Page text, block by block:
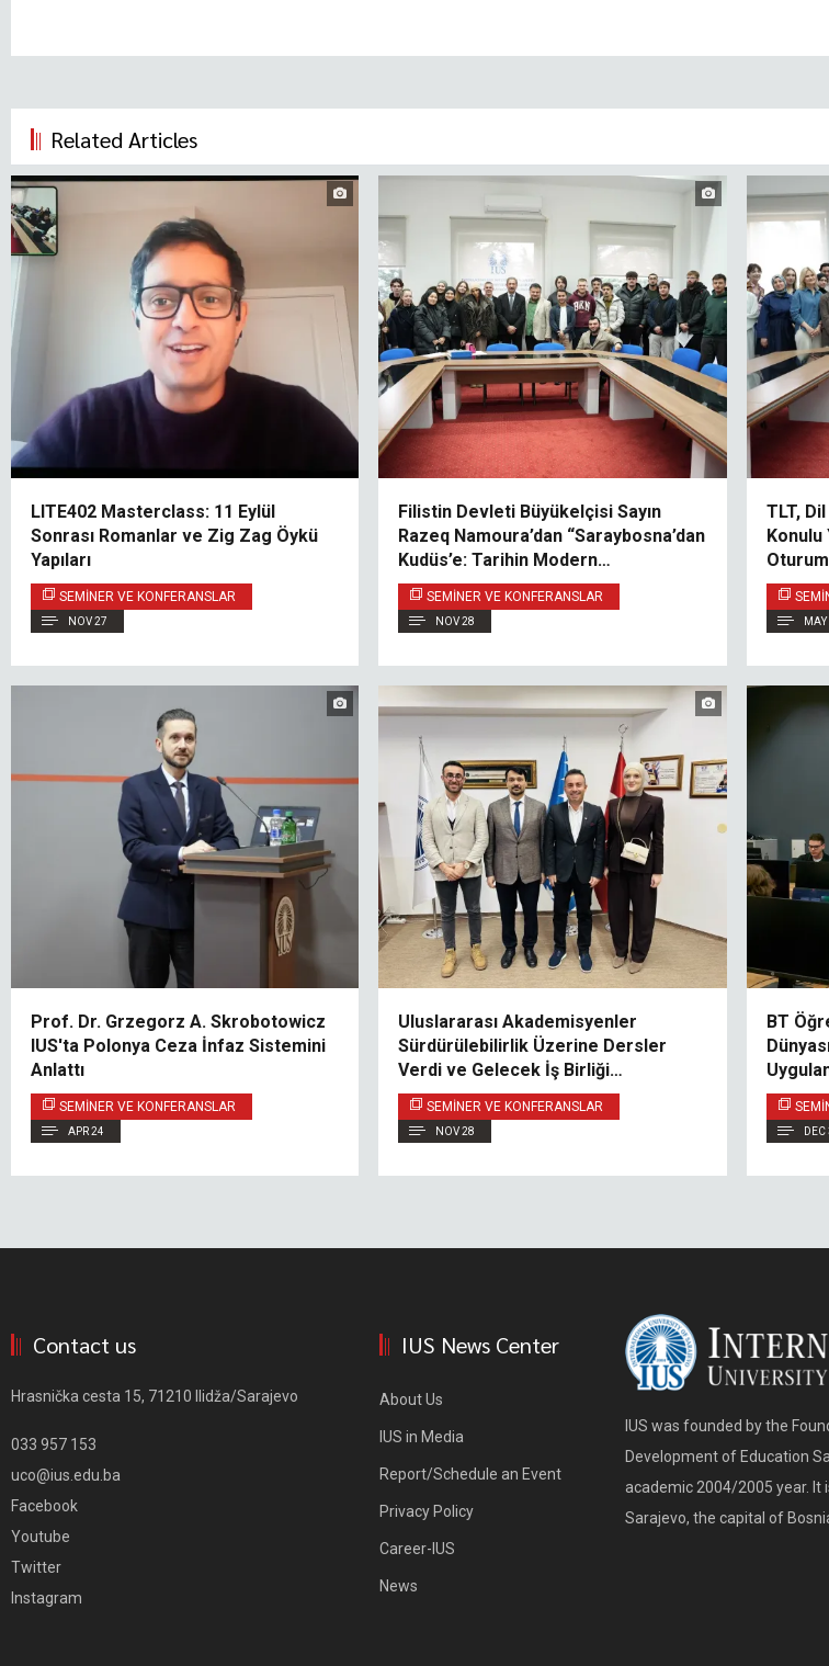
Related Articles
LITE402 Masterclass: 11 Eylül
Sonrası Romanlar ve Zig Zag Öykü
Yapıları
SEMINER VE KONFERANSLAR
NOV 27
Filistin Devleti Büyükelçisi Sayın
Razeq Namoura’dan “Saraybosna’dan
Kudüs’e: Tarihin Modern
Diplomasideki Rolü” Konulu
Konferans
SEMINER VE KONFERANSLAR
NOV 28
TLT,
Prof. Dr. Grzegorz A. Skrobotowicz
IUS'ta Polonya Ceza İnfaz Sistemini
Anlattı
SEMINER VE KONFERANSLAR
APR 24
Uluslararası Akademisyenler
Sürdürülebilirlik Üzerine Dersler
Verdi ve Gelecek İş Birliği
Olanaklarını Görüştü
SEMINER VE KONFERANSLAR
NOV 28
BT
DEC
Contact us
Hrasnička cesta 15, 71210 Ilidža/Sarajevo
033 957 153
uco@ius.edu.ba
Facebook
Youtube
Twitter
Instagram
IUS News Center
About Us
IUS in Media
Report/Schedule an Event
Privacy Policy
Career-IUS
News
IUS was founded by the
Development of Education
academic 2004/2005 year. It
Sarajevo, the capital of